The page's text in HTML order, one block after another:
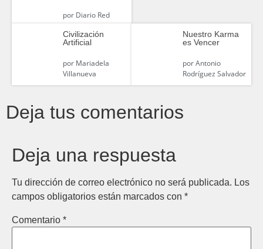
porDiario Red
Civilización
Artificial
porMariadela
Villanueva
Nuestro Karma
es Vencer
porAntonio
Rodríguez Salvador
Deja tus comentarios
Deja una respuesta
Tu dirección de correo electrónico no será publicada. Los
campos obligatorios están marcados con *
Comentario *